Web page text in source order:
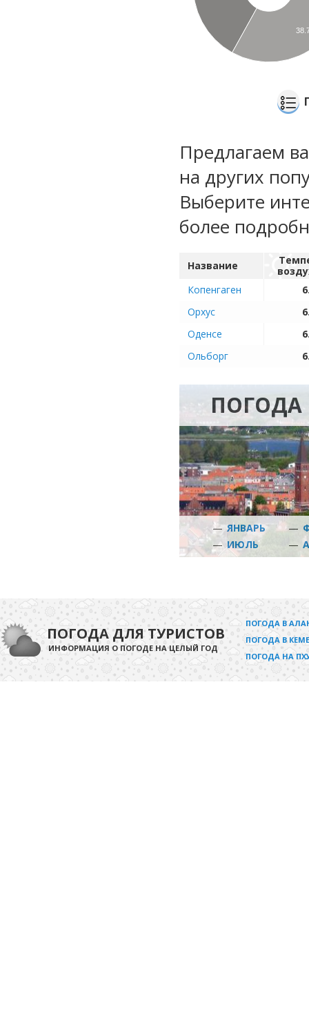
Предлагаем
на других
Выберите
более
Название
Копенгаген
Орхус
Оденсе
Ольборг
ПОГОДА
—ЯНВАРЬ —
— ИЮЛЬ —
ПОГОДА ДЛЯ ТУРИСТОВ
ИНФОРМАЦИЯ О ПОГОДЕ НА ЦЕЛЫЙ ГОД
ПОГОДА В
ПОГОДА В
ПОГОДА НА